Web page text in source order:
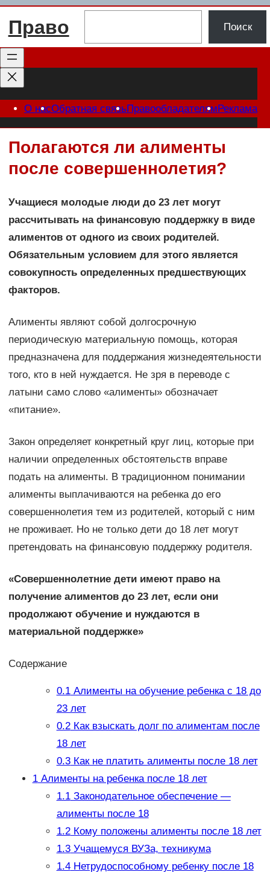
Перейти
Право Поиск
О насОбратная связьПравообладателямРеклама
Полагаются ли алименты
после совершеннолетия?
Учащиеся молодые люди до 23 лет могут
рассчитывать на финансовую поддержку в виде
алиментов от одного из своих родителей.
Обязательным условием для этого является
совокупность определенных предшествующих
факторов.
Алименты являют собой долгосрочную
периодическую материальную помощь, которая
предназначена для поддержания жизнедеятельности
того, кто в ней нуждается. Не зря в переводе с
латыни само слово «алименты» обозначает
«питание».
Закон определяет конкретный круг лиц, которые при
наличии определенных обстоятельств вправе
подать на алименты. В традиционном понимании
алименты выплачиваются на ребенка до его
совершеннолетия тем из родителей, который с ним
не проживает. Но не только дети до 18 лет могут
претендовать на финансовую поддержку родителя.
«Совершеннолетние дети имеют право на
получение алиментов до 23 лет, если они
продолжают обучение и нуждаются в
материальной поддержке»
Содержание
0.1Алименты на обучение ребенка с 18 до
23 лет
0.2Как взыскать долг по алиментам после
18 лет
0.3Как не платить алименты после 18 лет
1Алименты на ребенка после 18 лет
1.1Законодательное обеспечение —
алименты после 18
1.2Кому положены алименты после 18 лет
1.3Учащемуся ВУЗа, техникума
1.4Нетрудоспособному ребенку после 18